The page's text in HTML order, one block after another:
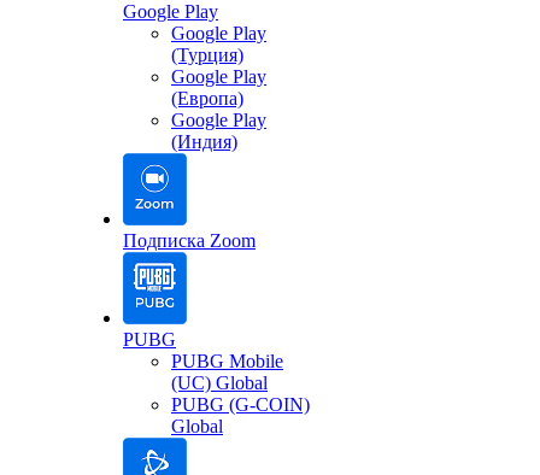
Google Play
Google Play
(Турция)
Google Play
(Европа)
Google Play
(Индия)
Подписка Zoom
PUBG
PUBG Mobile
(UC) Global
PUBG (G-COIN)
Global